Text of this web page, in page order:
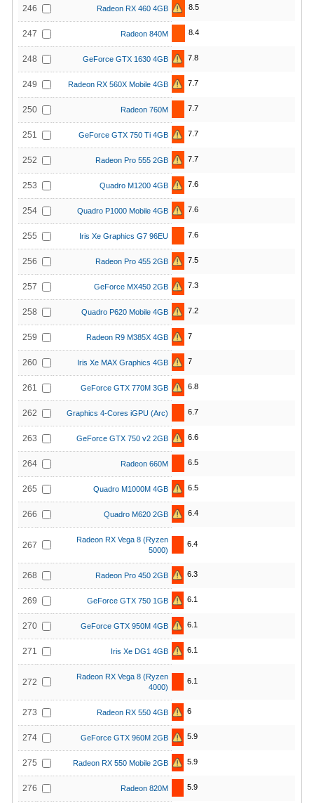
246 Radeon RX 460 4GB 8.5
247 Radeon 840M 8.4
248 GeForce GTX 1630 4GB 7.8
249 Radeon RX 560X Mobile 4GB 7.7
250 Radeon 760M 7.7
251 GeForce GTX 750 Ti 4GB 7.7
252 Radeon Pro 555 2GB 7.7
253 Quadro M1200 4GB 7.6
254 Quadro P1000 Mobile 4GB 7.6
255 Iris Xe Graphics G7 96EU 7.6
256 Radeon Pro 455 2GB 7.5
257 GeForce MX450 2GB 7.3
258 Quadro P620 Mobile 4GB 7.2
259 Radeon R9 M385X 4GB 7
260 Iris Xe MAX Graphics 4GB 7
261 GeForce GTX 770M 3GB 6.8
262 Graphics 4-Cores iGPU (Arc) 6.7
263 GeForce GTX 750 v2 2GB 6.6
264 Radeon 660M 6.5
265 Quadro M1000M 4GB 6.5
266 Quadro M620 2GB 6.4
267
Radeon RX Vega 8 (Ryzen
5000)
6.4
268 Radeon Pro 450 2GB 6.3
269 GeForce GTX 750 1GB 6.1
270 GeForce GTX 950M 4GB 6.1
271 Iris Xe DG1 4GB 6.1
272
Radeon RX Vega 8 (Ryzen
4000)
6.1
273 Radeon RX 550 4GB 6
274 GeForce GTX 960M 2GB 5.9
275 Radeon RX 550 Mobile 2GB 5.9
276 Radeon 820M 5.9